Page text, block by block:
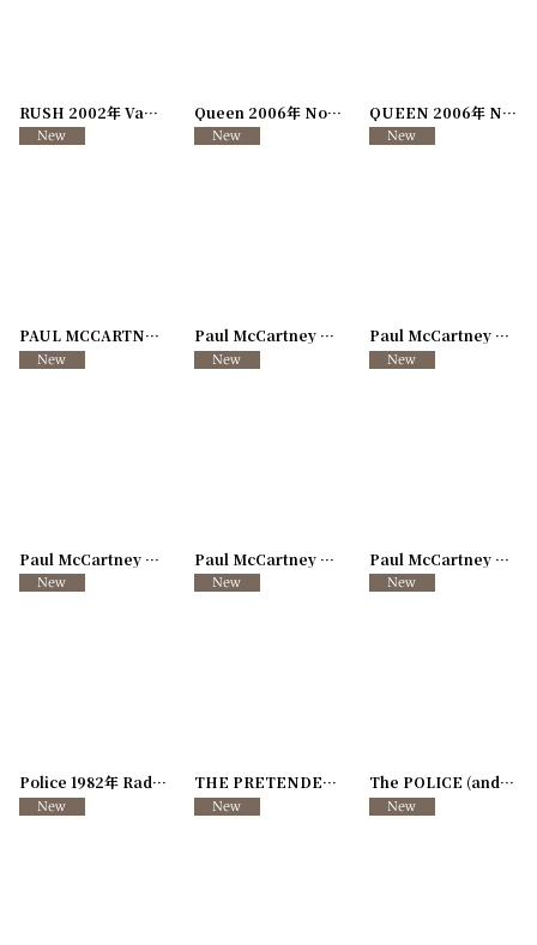
RUSH 2002年 Vapor Trails Tour [250726-22
Queen 2006年 North American Tour [250117-
QUEEN 2006年 North American Tour With PAUL RODGERS
PAUL MCCARTNEY 1990年 WORLD TOUR 241216-37]
Paul McCartney 2002年 Driving usa Tour [
Paul McCartney 2002年 Driving Japan Tour 丸
Paul McCartney 2002年 Driving Japan Tour オーバル [250117-26]
Paul McCartney 2002年 Driving Japan Tour Paul McCartney 2003年 Back in the World Tour
Police 1982年 Radio Promo Radio WPLJ [250117-57]
THE PRETENDERS 1987年 Get Close Tour The POLICE (and JOAN JETT) 1982年 Radio promo PASS 95x FM ADIDASアドバタイジング!